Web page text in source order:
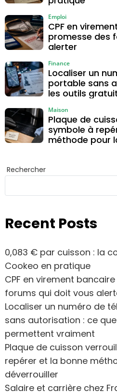
CPF en
promesse des
alerter
Emploi
Localiser un
portable sans
les outils
Finance
Plaque de
symbole à
méthode pour
Maison
Rechercher
Recent Posts
0,083 € par cuisson : la
Cookeo en pratique
CPF en virement
forums qui doit vous
Localiser un numéro de
sans autorisation : ce
permettent vraiment
Plaque de cuisson
repérer et la bonne
déverrouiller
Salaire et carrière chez